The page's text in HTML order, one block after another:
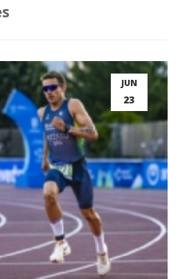
JUN
23